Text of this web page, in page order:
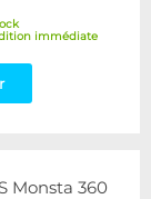
immédiate
Monsta 360